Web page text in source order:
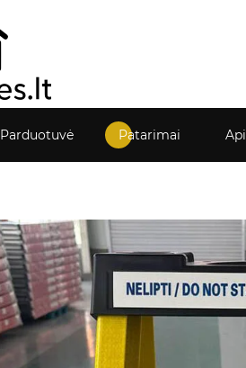
Parduotuvė Patarimai